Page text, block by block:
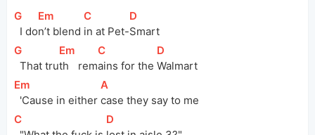
[
G
  I
do
[Em
n’t blend
[
C
in at Pet-
[D
Smart
[
G
  That
tru
[Em
th
rem
[
C
ains for the
[D
Walmart
[Em
  'Cause in either
[
A
case they say to me
[
C [D